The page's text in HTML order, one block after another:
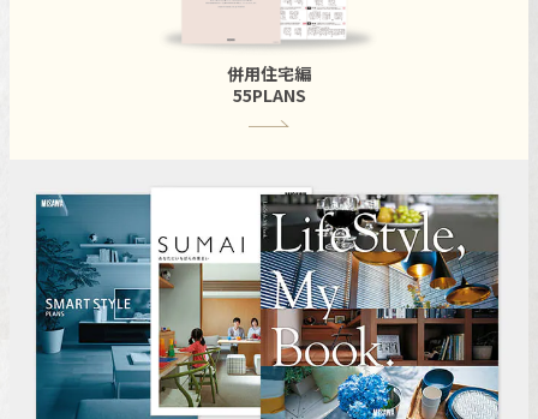
併用住宅編
55PLANS